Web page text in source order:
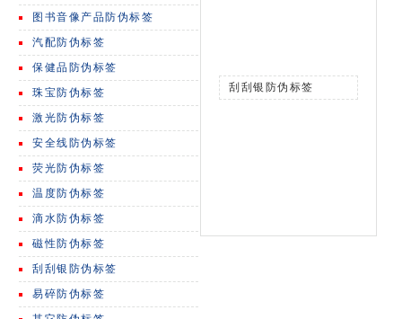
图书音像产品防伪标签
汽配防伪标签
保健品防伪标签
珠宝防伪标签
激光防伪标签
安全线防伪标签
荧光防伪标签
温度防伪标签
滴水防伪标签
磁性防伪标签
刮刮银防伪标签
易碎防伪标签
刮刮银防伪标签